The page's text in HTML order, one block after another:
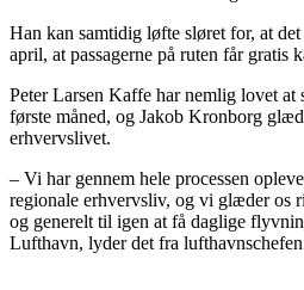
Han kan samtidig løfte sløret for, at
april, at passagerne på ruten får gratis
Peter Larsen Kaffe har nemlig lovet at
første måned, og Jakob Kronborg
erhvervslivet.
– Vi har gennem hele processen
regionale erhvervsliv, og vi glæder os
og generelt til igen at få daglige
Lufthavn, lyder det fra